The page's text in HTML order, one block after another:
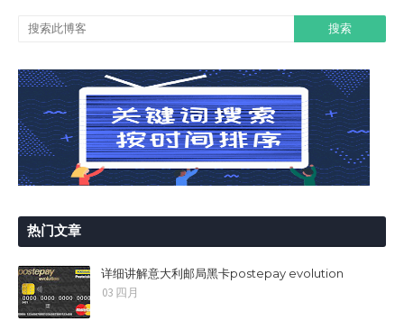
热门文章
详细讲解意大利邮局黑卡postepay evolution
03 四月